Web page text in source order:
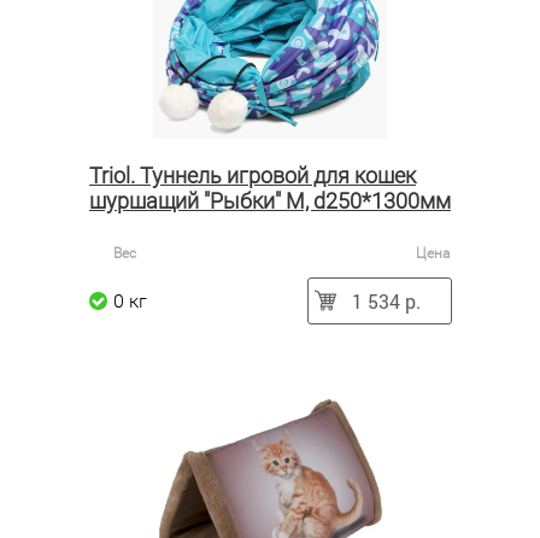
Triol. Туннель игровой для кошек
шуршащий "Рыбки" M, d250*1300мм
Вес Цена
0 кг 1 534 р.